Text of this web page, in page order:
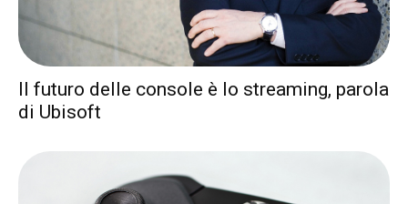
Il futuro delle console è lo streaming, parola
di Ubisoft